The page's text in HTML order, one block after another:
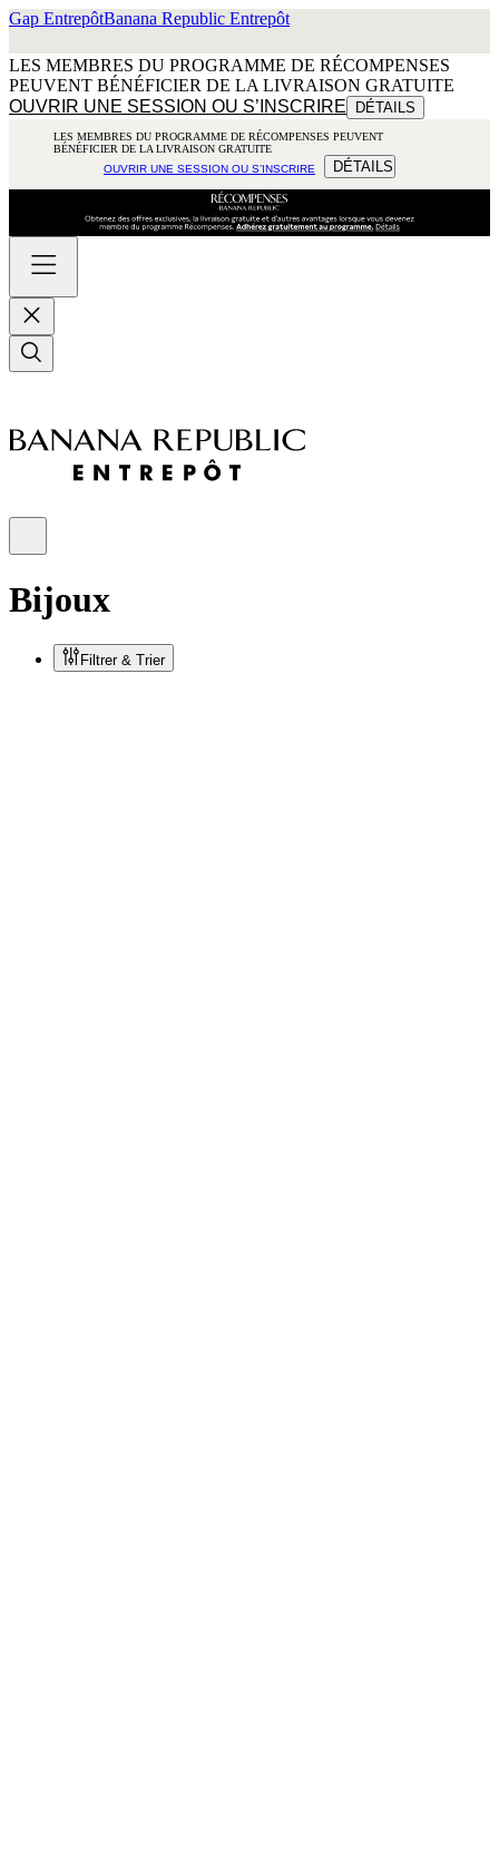
Gap EntrepôtBanana Republic Entrepôt
LES MEMBRES DU PROGRAMME DE RÉCOMPENSES
PEUVENT BÉNÉFICIER DE LA LIVRAISON GRATUITE
OUVRIR UNE SESSION OU S’INSCRIRE
DÉTAILS
LES MEMBRES DU PROGRAMME DE RÉCOMPENSES PEUVENT
BÉNÉFICIER DE LA LIVRAISON GRATUITE
OUVRIR UNE SESSION OU S’INSCRIRE
DÉTAILS
Bijoux
Filtrer & Trier